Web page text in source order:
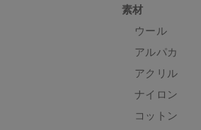
素材
ウール
アルパカ
アクリル
ナイロン
コットン